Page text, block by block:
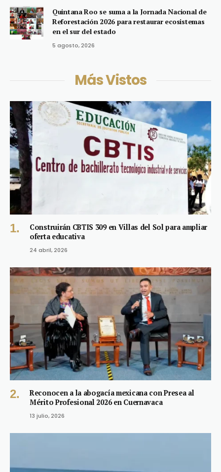
Quintana Roo se suma a la Jornada Nacional de
Reforestación 2026 para restaurar ecosistemas
en el sur del estado
5 agosto, 2026
Más Vistos
Construirán CBTIS 309 en Villas del Sol para ampliar
oferta educativa
24 abril, 2026
Reconocen a la abogacía mexicana con Presea al
Mérito Profesional 2026 en Cuernavaca
13 julio, 2026